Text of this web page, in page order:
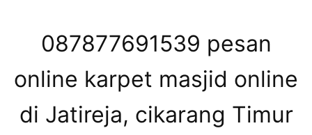
087877691539 pesan
online karpet masjid online
di Jatireja, cikarang Timur